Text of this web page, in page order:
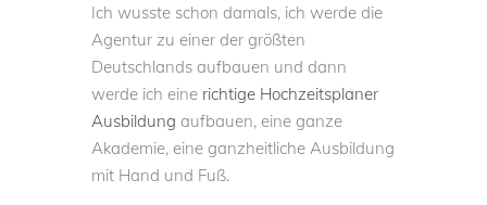
Ich wusste schon damals, ich werde die
Agentur zu einer der größten
Deutschlands aufbauen und dann
werde ich eine richtige Hochzeitsplaner
Ausbildung aufbauen, eine ganze
Akademie, eine ganzheitliche Ausbildung
mit Hand und Fuß.